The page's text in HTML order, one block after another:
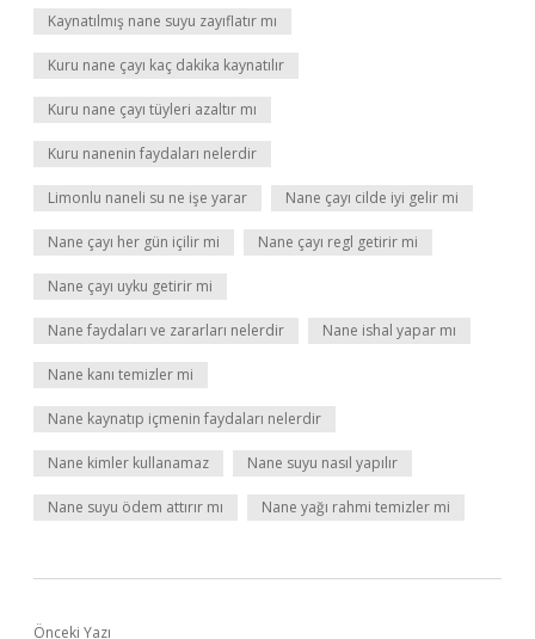
Kaynatılmış nane suyu zayıflatır mı
Kuru nane çayı kaç dakika kaynatılır
Kuru nane çayı tüyleri azaltır mı
Kuru nanenin faydaları nelerdir
Limonlu naneli su ne işe yarar Nane çayı cilde iyi gelir mi
Nane çayı her gün içilir mi Nane çayı regl getirir mi
Nane çayı uyku getirir mi
Nane faydaları ve zararları nelerdir Nane ishal yapar mı
Nane kanı temizler mi
Nane kaynatıp içmenin faydaları nelerdir
Nane kimler kullanamaz Nane suyu nasıl yapılır
Nane suyu ödem attırır mı Nane yağı rahmi temizler mi
Önceki Yazı